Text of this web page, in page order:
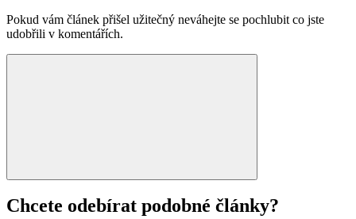
Pokud vám článek přišel užitečný neváhejte se pochlubit co jste
udobřili v komentářích.
Chcete odebírat podobné články?